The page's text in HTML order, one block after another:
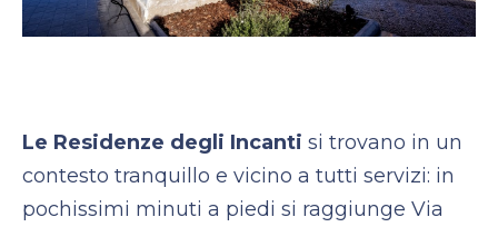
Le Residenze degli Incanti si trovano in un
contesto tranquillo e vicino a tutti servizi: in
pochissimi minuti a piedi si raggiunge Via